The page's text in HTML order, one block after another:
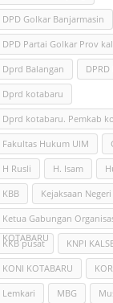
DPD Golkar Banjarmasin
DPD Partai Golkar Prov
Dprd Balangan DPRD
Dprd kotabaru
Dprd kotabaru. Pemkab
Fakultas Hukum UlM
H Rusli H. Isam
KBB Kejaksaan
Ketua Gabungan
KOTABARU
KKB pusat KNPI
KONI KOTABARU
Lemkari MBG